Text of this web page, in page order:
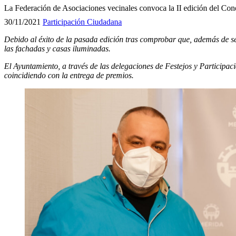
La Federación de Asociaciones vecinales convoca la II edición del
30/11/2021 Participación Ciudadana
Debido al éxito de la pasada edición tras comprobar que, además
las fachadas y casas iluminadas.
El Ayuntamiento, a través de las delegaciones de Festejos y
coincidiendo con la entrega de premios.